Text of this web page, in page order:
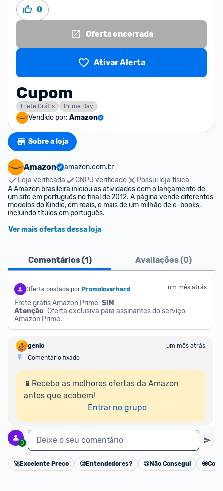
0
Oferta encerrada
Ativar Alerta
Cupom
Frete Grátis Prime Day
Vendido por: Amazon
Sobre a loja
Amazon
amazon.com.br
Loja verificada
CNPJ verificado
Possui loja física
A Amazon brasileira iniciou as atividades com o lançamento de
um site em português no final de 2012. A página vende diferentes
modelos do Kindle, em reais, e mais de um milhão de e-books,
incluindo títulos em português.
Ver mais ofertas dessa loja
Comentários (1) Avaliações (0)
Oferta postada por Promoloverhard um mês atrás
Frete grátis Amazon Prime: SIM
Atenção: Oferta exclusiva para assinantes do serviço
Amazon Prime.
genio
um mês atrás
Comentário fixado
📱Receba as melhores ofertas da Amazon
antes que acabem!
Entrar no grupo
0 Deixe o seu comentário
Cancelar
🚀Excelente Preço 🧐Entendedores? 😢 Não Consegui 🤩